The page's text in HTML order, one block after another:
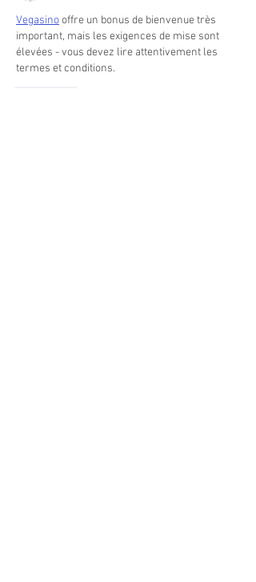
Vegasino offre un bonus de bienvenue très
important, mais les exigences de mise sont
élevées - vous devez lire attentivement les
termes et conditions.